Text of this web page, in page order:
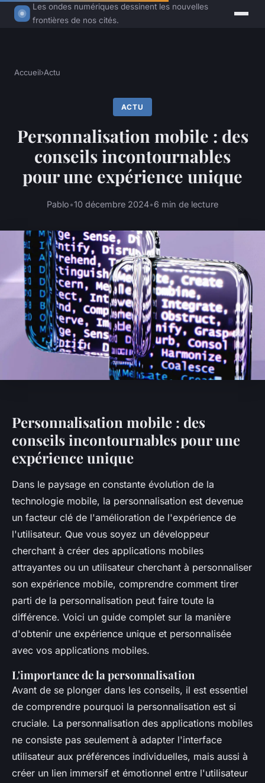
Les ondes numériques dessinent les nouvelles
frontières de nos cités.
Accueil›Actu
ACTU
Personnalisation mobile : des
conseils incontournables
pour une expérience unique
Pablo•10 décembre 2024•6 min de lecture
Personnalisation mobile : des
conseils incontournables pour une
expérience unique
Dans le paysage en constante évolution de la
technologie mobile, la personnalisation est devenue
un facteur clé de l'amélioration de l'expérience de
l'utilisateur. Que vous soyez un développeur
cherchant à créer des applications mobiles
attrayantes ou un utilisateur cherchant à personnaliser
son expérience mobile, comprendre comment tirer
parti de la personnalisation peut faire toute la
différence. Voici un guide complet sur la manière
d'obtenir une expérience unique et personnalisée
avec vos applications mobiles.
L'importance de la personnalisation
Avant de se plonger dans les conseils, il est essentiel
de comprendre pourquoi la personnalisation est si
cruciale. La personnalisation des applications mobiles
ne consiste pas seulement à adapter l'interface
utilisateur aux préférences individuelles, mais aussi à
créer un lien immersif et émotionnel entre l'utilisateur